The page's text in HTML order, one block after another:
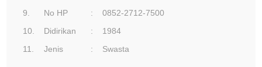
9.
No HP :
0852-2712-7500
10.
Didirikan :
1984
11.
Jenis : Swasta